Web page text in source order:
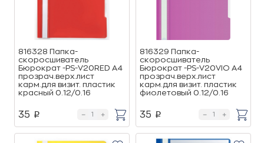
816328 Папка-
скоросшиватель
Бюрократ -PS-V20RED A4
прозрач.верх.лист
карм.для визит. пластик
красный 0.12/0.16
35 p
816329 Папка-
скоросшиватель
Бюрократ -PS-V20VIO A4
прозрач.верх.лист
карм.для визит. пластик
фиолетовый 0.12/0.16
35 p